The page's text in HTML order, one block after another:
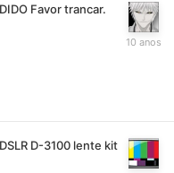
Favor trancar.
D-3100 lente kit